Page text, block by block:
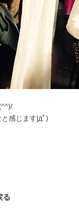
感じます|дﾟ)
る